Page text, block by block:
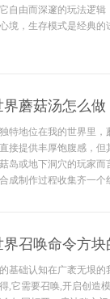
自由而深邃的玩法逻
境，生存模式是经典
界蘑菇汤怎么
特地位在我的世界里
接提供丰厚饱腹感，
岛或地下洞穴的玩家
成制作过程收集齐一
界召唤命令方
基础认知在广袤无垠
,它需要召唤,开启创造